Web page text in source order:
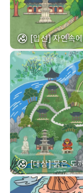
[입선] 자연속
[대상] 붉은 도